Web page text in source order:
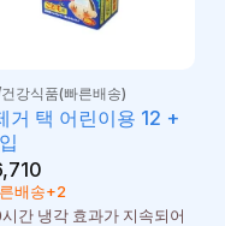
강식품(빠른배송)
거 택 어린이용 12 +
배송+2
시간 냉각 효과가 지속되어